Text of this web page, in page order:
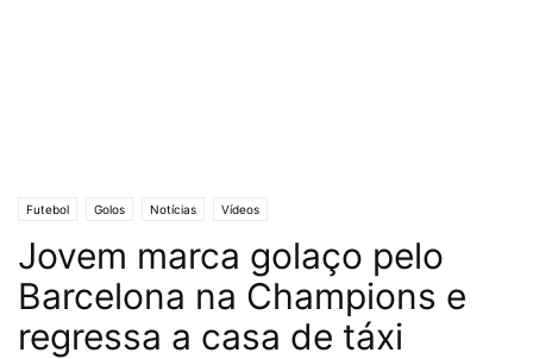
Futebol Golos Notícias Vídeos
Jovem marca golaço pelo
Barcelona na Champions e
regressa a casa de táxi